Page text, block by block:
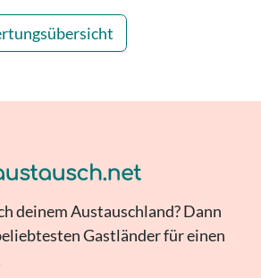
deinem Austauschland? Dann
Gastländer für einen